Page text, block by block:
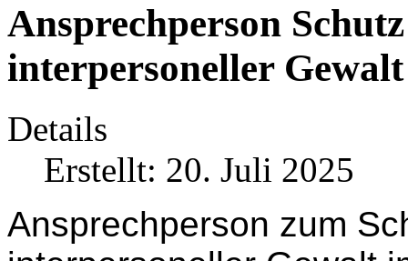
Ansprechperson
interpersoneller Gewalt
Details
Erstellt: 20. Juli 2025
Ansprechperson zum